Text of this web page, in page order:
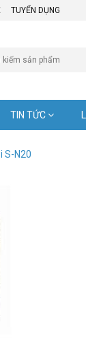
TUYỂN DỤNG
TIN TỨC
S-N20